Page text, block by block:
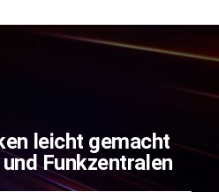
leicht gemacht
Funkzentralen